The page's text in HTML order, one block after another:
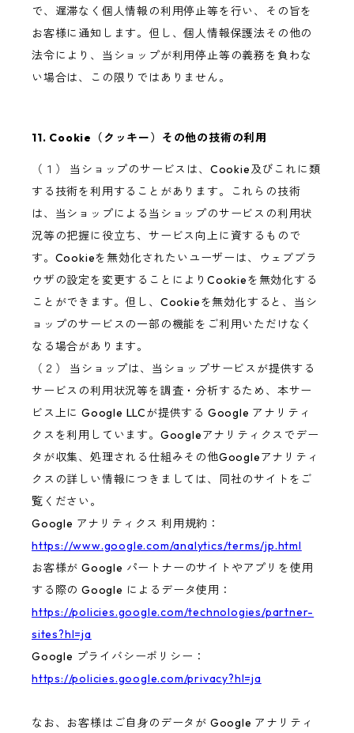
で、遅滞なく個人情報の利用停止等を行い、その旨を
お客様に通知します。但し、個人情報保護法その他の
法令により、当ショップが利用停止等の義務を負わな
い場合は、この限りではありません。
11. Cookie（クッキー）その他の技術の利用
（１） 当ショップのサービスは、Cookie及びこれに類
する技術を利用することがあります。これらの技術
は、当ショップによる当ショップのサービスの利用状
況等の把握に役立ち、サービス向上に資するもので
す。Cookieを無効化されたいユーザーは、ウェブブラ
ウザの設定を変更することによりCookieを無効化する
ことができます。但し、Cookieを無効化すると、当シ
ョップのサービスの一部の機能をご利用いただけなく
なる場合があります。
（２） 当ショップは、当ショップサービスが提供する
サービスの利用状況等を調査・分析するため、本サー
ビス上に Google LLCが提供する Google アナリティ
クスを利用しています。Googleアナリティクスでデー
タが収集、処理される仕組みその他Googleアナリティ
クスの詳しい情報につきましては、同社のサイトをご
覧ください。
Google アナリティクス 利用規約：
https://www.google.com/analytics/terms/jp.html
お客様が Google パートナーのサイトやアプリを使用
する際の Google によるデータ使用：
https://policies.google.com/technologies/partner-
sites?hl=ja
Google プライバシーポリシー：
https://policies.google.com/privacy?hl=ja
なお、お客様はご自身のデータが Google アナリティ